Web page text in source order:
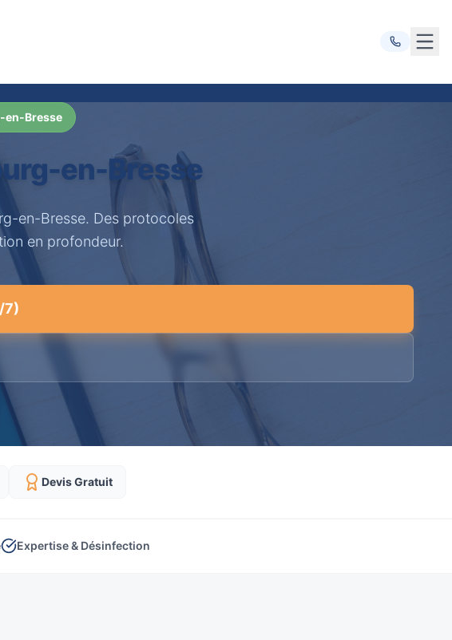
en-Bresse
en-Bresse
en-Bresse. Des protocoles
en profondeur.
7)
Devis Gratuit
Expertise & Désinfection